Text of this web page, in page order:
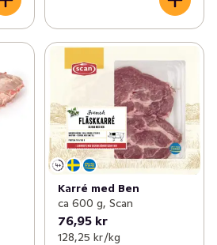
Karré med Ben
ca 600 g, Scan
76,95 kr
128,25 kr /kg